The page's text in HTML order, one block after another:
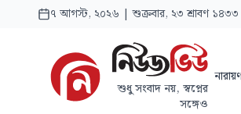
৭ আগস্ট, ২০২৬ | শুক্রবার, ২৩ শ্রাবণ ১৪৩৩
শুধু সংবাদ নয়, স্বপ্নের
সঙ্গেও